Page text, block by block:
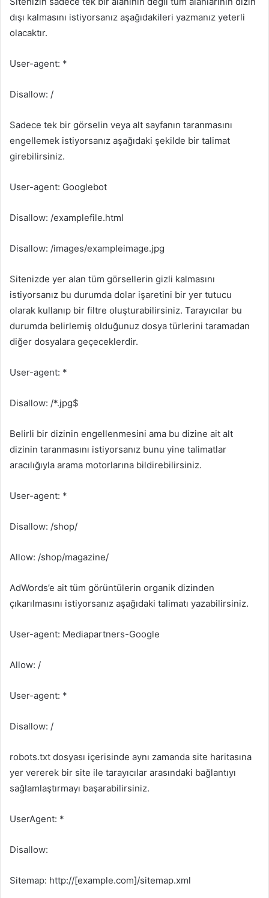
dışı kalmasını istiyorsanız aşağıdakileri yazmanız yeterli
olacaktır.
User-agent: *
Disallow: /
Sadece tek bir görselin veya alt sayfanın taranmasını
engellemek istiyorsanız aşağıdaki şekilde bir talimat
girebilirsiniz.
User-agent: Googlebot
Disallow: /examplefile.html
Disallow: /images/exampleimage.jpg
Sitenizde yer alan tüm görsellerin gizli kalmasını
istiyorsanız bu durumda dolar işaretini bir yer tutucu
olarak kullanıp bir filtre oluşturabilirsiniz. Tarayıcılar bu
durumda belirlemiş olduğunuz dosya türlerini taramadan
diğer dosyalara geçeceklerdir.
User-agent: *
Disallow: /*.jpg$
Belirli bir dizinin engellenmesini ama bu dizine ait alt
dizinin taranmasını istiyorsanız bunu yine talimatlar
aracılığıyla arama motorlarına bildirebilirsiniz.
User-agent: *
Disallow: /shop/
Allow: /shop/magazine/
AdWords’e ait tüm görüntülerin organik dizinden
çıkarılmasını istiyorsanız aşağıdaki talimatı yazabilirsiniz.
User-agent: Mediapartners-Google
Allow: /
User-agent: *
Disallow: /
robots.txt dosyası içerisinde aynı zamanda site haritasına
yer vererek bir site ile tarayıcılar arasındaki bağlantıyı
sağlamlaştırmayı başarabilirsiniz.
UserAgent: *
Disallow:
Sitemap: http://[example.com]/sitemap.xml